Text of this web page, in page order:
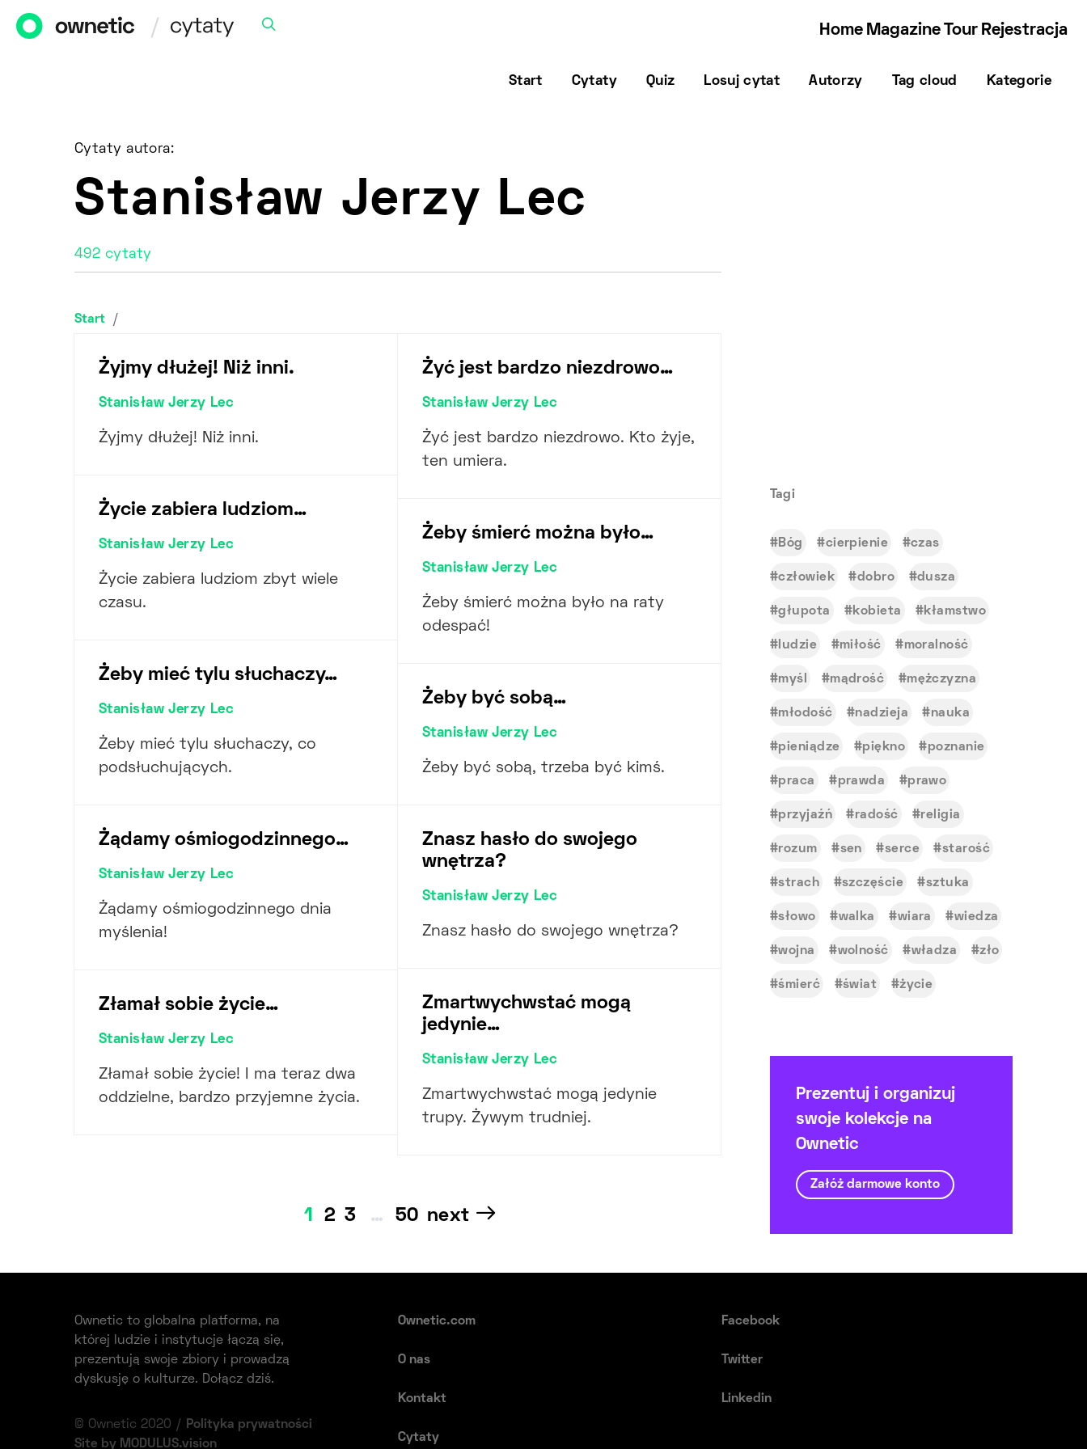
Home Magazine Tour Rejestracja
Start Cytaty Quiz Losuj cytat Autorzy Tag cloud Kategorie
Cytaty autora:
Stanisław Jerzy Lec
492 cytaty
Start /
Żyjmy dłużej! Niż inni.
Stanisław Jerzy Lec
Żyjmy dłużej! Niż inni.
Życie zabiera ludziom…
Stanisław Jerzy Lec
Życie zabiera ludziom zbyt wiele
czasu.
Żeby mieć tylu słuchaczy…
Stanisław Jerzy Lec
Żeby mieć tylu słuchaczy, co
podsłuchujących.
Żądamy ośmiogodzinnego…
Stanisław Jerzy Lec
Żądamy ośmiogodzinnego dnia
myślenia!
Złamał sobie życie…
Stanisław Jerzy Lec
Złamał sobie życie! I ma teraz dwa
oddzielne, bardzo przyjemne życia.
Żyć jest bardzo niezdrowo…
Stanisław Jerzy Lec
Żyć jest bardzo niezdrowo. Kto żyje,
ten umiera.
Żeby śmierć można było…
Stanisław Jerzy Lec
Żeby śmierć można było na raty
odespać!
Żeby być sobą…
Stanisław Jerzy Lec
Żeby być sobą, trzeba być kimś.
Znasz hasło do swojego
wnętrza?
Stanisław Jerzy Lec
Znasz hasło do swojego wnętrza?
Zmartwychwstać mogą
jedynie…
Stanisław Jerzy Lec
Zmartwychwstać mogą jedynie
trupy. Żywym trudniej.
Nawigacja
wpisach
1 2 3 … 50 next
Tagi
Bóg cierpienie czas
człowiek dobro dusza
głupota kobieta kłamstwo
ludzie miłość moralność
myśl mądrość mężczyzna
młodość nadzieja nauka
pieniądze piękno poznanie
praca prawda prawo
przyjaźń radość religia
rozum sen serce starość
strach szczęście sztuka
słowo walka wiara wiedza
wojna wolność władza zło
śmierć świat życie
Prezentuj i organizuj
swoje kolekcje na
Ownetic
Załóż darmowe konto
Ownetic to globalna platforma, na
której ludzie i instytucje łączą się,
prezentują swoje zbiory i prowadzą
dyskusję o kulturze. Dołącz dziś.
© Ownetic 2020 /
Polityka prywatności
Site by MODULUS.vision
Ownetic.com
O nas
Kontakt
Cytaty
Facebook
Twitter
Linkedin